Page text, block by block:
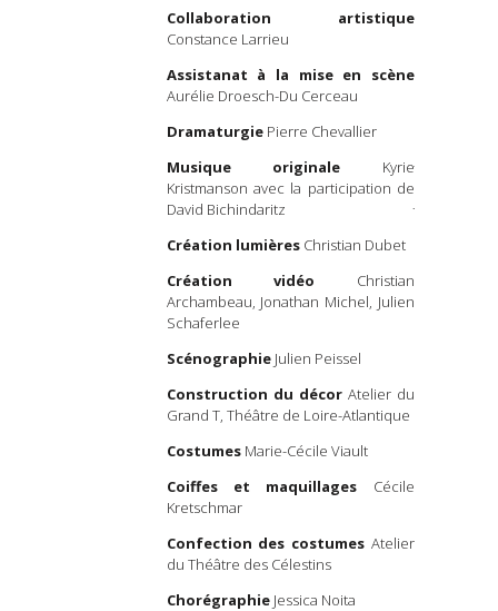
Collaboration artistique
Constance Larrieu
Assistanat à la mise en scène
Aurélie Droesch-Du Cerceau
DramaturgiePierre Chevallier
Musique originale Kyrie
Kristmanson avec la participation de
David Bichindaritz
Création lumièresChristian Dubet
Création vidéo Christian
Archambeau, Jonathan Michel, Julien
Schaferlee
ScénographieJulien Peissel
Construction du décorAtelier du
Grand T, Théâtre de Loire-Atlantique
CostumesMarie-Cécile Viault
Coiffes et maquillages Cécile
Kretschmar
Confection des costumes Atelier
du Théâtre des Célestins
ChorégraphieJessica Noita
et